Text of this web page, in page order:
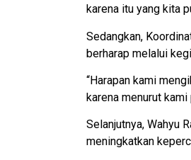
karena itu yang kita
Sedangkan,
berharap melalui
“Harapan kami
karena menurut
Selanjutnya, Wahyu
meningkatkan